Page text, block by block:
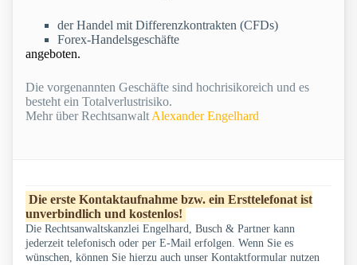
der Handel mit Differenzkontrakten (CFDs)
Forex-Handelsgeschäfte
angeboten.
Die vorgenannten Geschäfte sind hochrisikoreich und es
besteht ein Totalverlustrisiko.
Mehr über Rechtsanwalt Alexander Engelhard
Die erste Kontaktaufnahme bzw. ein Ersttelefonat ist
unverbindlich und kostenlos!
Die Rechtsanwaltskanzlei Engelhard, Busch & Partner kann
jederzeit telefonisch oder per E-Mail erfolgen. Wenn Sie es
wünschen, können Sie hierzu auch unser Kontaktformular nutzen